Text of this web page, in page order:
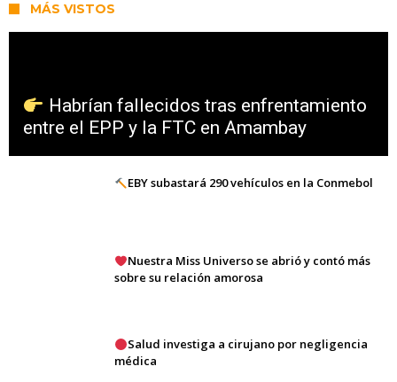
MÁS VISTOS
Habrían fallecidos tras enfrentamiento
entre el EPP y la FTC en Amambay
EBY subastará 290 vehículos en la Conmebol
Nuestra Miss Universo se abrió y contó más
sobre su relación amorosa
Salud investiga a cirujano por negligencia
médica